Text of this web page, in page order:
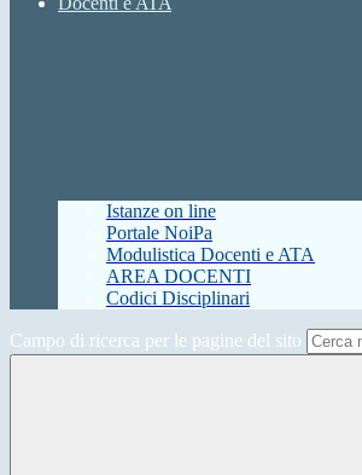
Istanze on line
Portale NoiPa
Modulistica Docenti e ATA
AREA DOCENTI
Codici Disciplinari
Campo di ricerca per le pagine del sito